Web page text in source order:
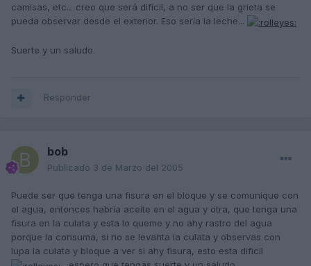
camisas, etc... creo que será difícil, a no ser que la grieta se
pueda observar desde el exterior. Eso sería la leche...
Suerte y un saludo.
Responder
bob
Publicado 3 de Marzo del 2005
Puede ser que tenga una fisura en el bloque y se comunique con
el agua, entonces habria aceite en el agua y otra, que tenga una
fisura en la culata y esta lo queme y no ahy rastro del agua
porque la consuma, si no se levanta la culata y observas con
lupa la culata y bloque a ver si ahy fisura, esto esta dificil